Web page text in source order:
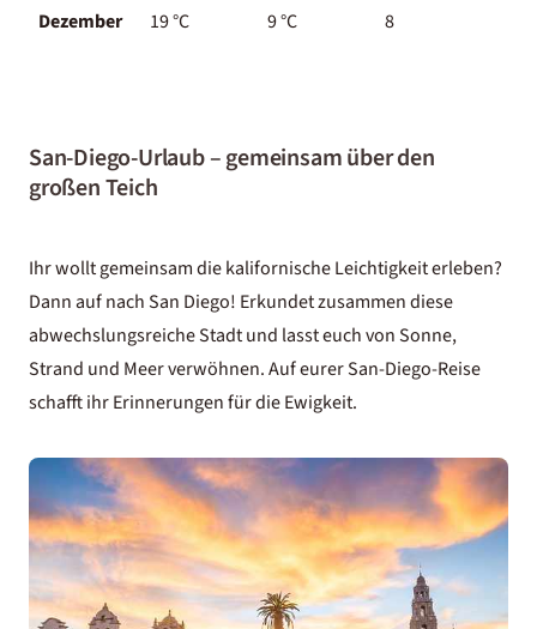
Dezember
19°C 9°C 8
San-Diego-Urlaub – gemeinsam über den
großen Teich
Ihr wollt gemeinsam die kalifornische Leichtigkeit erleben?
Dann auf nach San Diego! Erkundet zusammen diese
abwechslungsreiche Stadt und lasst euch von Sonne,
Strand und Meer verwöhnen. Auf eurer San-Diego-Reise
schafft ihr Erinnerungen für die Ewigkeit.